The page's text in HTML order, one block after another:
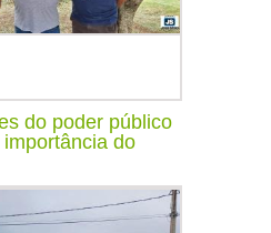
do poder público
do